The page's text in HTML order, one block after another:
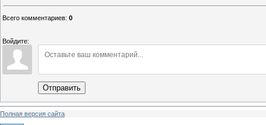
Всего комментариев: 0
Войдите:
Отправить
Полная версия сайта